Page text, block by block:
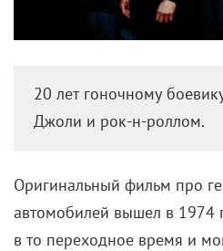
20 лет гоночному
Джоли и рок-н-роллом.
Оригинальный фильм про
автомобилей вышел в 1974
в то переходное время и